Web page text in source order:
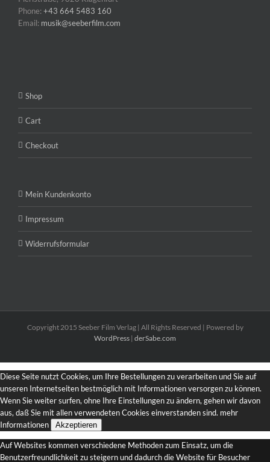
Phone:+43 664 5483 160
Email: musik@seeberfilm.com
Shop
Cart
Checkout
Mein Kundenkonto
Impressum
Widerrufsformular
Copyright 2015 Seeber Film Verlag | All Rights Reserved | Powered by
WordPress | derSabe.com
Diese Seite nutzt Cookies, um Ihre Bestellungen zu verarbeiten und Sie auf
unseren Internetseiten bestmöglich mit Informationen versorgen zu können.
Wenn Sie weiter surfen, ohne Ihre Einstellungen zu ändern, gehen wir davon
aus, daß Sie mit allen verwendeten Cookies einverstanden sind. mehr
Informationen
Akzeptieren
Auf Websites kommen verschiedene Methoden zum Einsatz, um die
Benutzerfreundlichkeit zu steigern und dadurch die Website für Besucher